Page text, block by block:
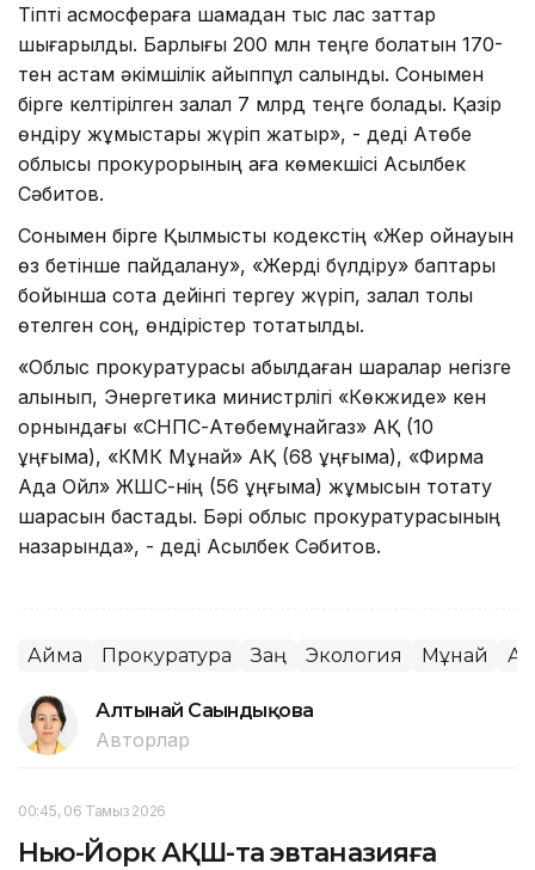
Тіпті асмосфераға шамадан тыс лас заттар
шығарылды. Барлығы 200 млн теңге болатын 170-
тен астам әкімшілік айыппұл салынды. Сонымен
бірге келтірілген залал 7 млрд теңге болады. Қазір
өндіру жұмыстары жүріп жатыр», - деді Ақтөбе
облысы прокурорының аға көмекшісі Асылбек
Сәбитов.
Сонымен бірге Қылмыстық кодекстің «Жер қойнауын
өз бетінше пайдалану», «Жерді бүлдіру» баптары
бойынша сотқа дейінгі тергеу жүріп, залал толық
өтелген соң, өндірістер тоқтатылды.
«Облыс прокуратурасы қабылдаған шаралар негізге
алынып, Энергетика министрлігі «Көкжиде» кен
орнындағы «СНПС-Ақтөбемұнайгаз» АҚ (10
ұңғыма), «КМК Мұнай» АҚ (68 ұңғыма), «Фирма
Ада Ойл» ЖШС-нің (56 ұңғыма) жұмысын тоқтату
шарасын бастады. Бәрі облыс прокуратурасының
назарында», - деді Асылбек Сәбитов.
Аймақ Прокуратура Заң Экология Мұнай
Алтынай Сағындықова
Авторлар
00:45, 06 Тамыз 2026
Нью-Йорк АҚШ-та эвтаназияға